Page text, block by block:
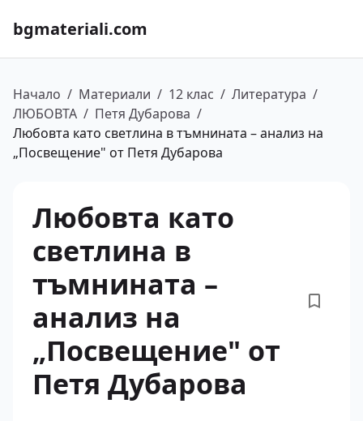
bgmateriali.com
Начало / Материали / 12 клас / Литература /
ЛЮБОВТА / Петя Дубарова /
Любовта като светлина в тъмнината – анализ на
„Посвещение" от Петя Дубарова
Любовта като
светлина в
тъмнината –
анализ на
„Посвещение" от
Петя Дубарова